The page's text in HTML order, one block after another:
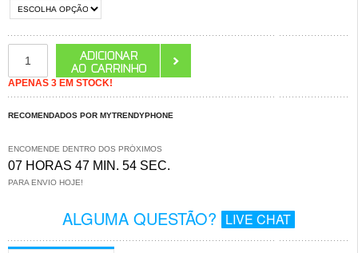
APENAS 3 EM STOCK!
RECOMENDADOS POR MYTRENDYPHONE
ENCOMENDE DENTRO DOS PRÓXIMOS
07 HORAS 47 MIN. 53 SEC.
PARA ENVIO HOJE!
ALGUMA QUESTÃO? LIVE CHAT